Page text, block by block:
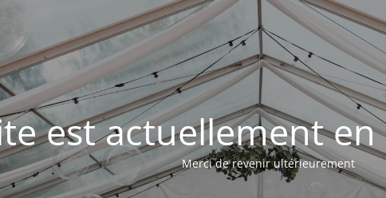
est actuellement
Merci de revenir ultérieurement